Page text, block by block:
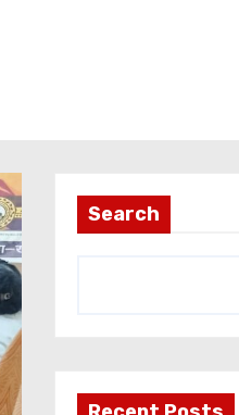
Search